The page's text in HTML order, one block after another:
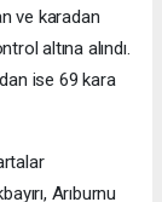
ve karadan
altına alındı.
ise 69 kara
Arıburnu